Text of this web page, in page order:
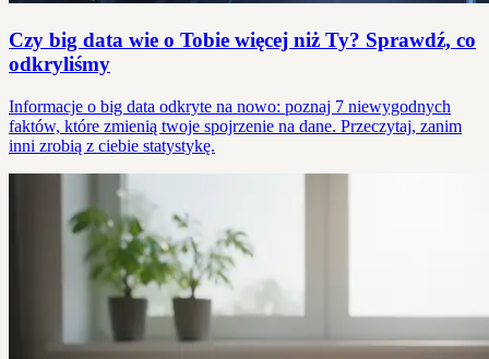
Czy big data wie o Tobie więcej niż Ty? Sprawdź, co
odkryliśmy
Informacje o big data odkryte na nowo: poznaj 7 niewygodnych
faktów, które zmienią twoje spojrzenie na dane. Przeczytaj, zanim
inni zrobią z ciebie statystykę.